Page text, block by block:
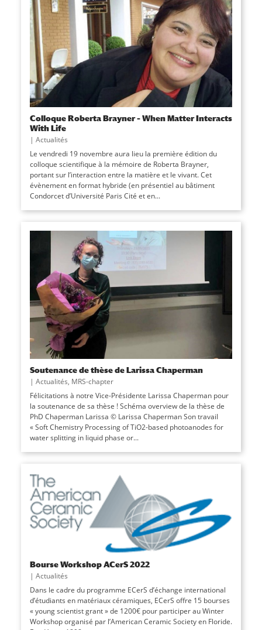
Colloque Roberta Brayner – When Matter Interacts
With Life
| Actualités
Le vendredi 19 novembre aura lieu la première édition du
colloque scientifique à la mémoire de Roberta Brayner,
portant sur l’interaction entre la matière et le vivant. Cet
évènement en format hybride (en présentiel au bâtiment
Condorcet d’Université Paris Cité et en...
Soutenance de thèse de Larissa Chaperman
| Actualités, MRS-chapter
Félicitations à notre Vice-Présidente Larissa Chaperman pour
la soutenance de sa thèse ! Schéma overview de la thèse de
PhD Chaperman Larissa © Larissa Chaperman Son travail
« Soft Chemistry Processing of TiO2-based photoanodes for
water splitting in liquid phase or...
Bourse Workshop ACerS 2022
| Actualités
Dans le cadre du programme ECerS d’échange international
d’étudiants en matériaux céramiques, ECerS offre 15 bourses
« young scientist grant » de 1200€ pour participer au Winter
Workshop organisé par l’American Ceramic Society en Floride.